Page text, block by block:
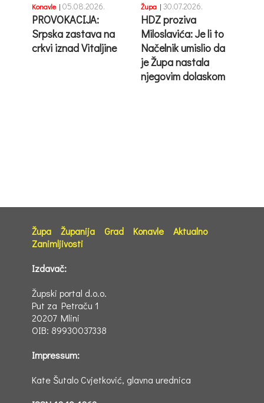
Konavle | 05.08.2026.
PROVOKACIJA:
Srpska zastava na
crkvi iznad Vitaljine
Župa | 30.07.2026.
HDZ proziva
Miloslavića: Je li to
Načelnik umislio da
je Župa nastala
njegovim dolaskom
Župa Županija Grad Konavle
Aktualno
Zanimljivosti
Izdavač:
Župski portal d.o.o.
Put za Petraču 1
20207 Mlini
OIB: 89930037338
Impressum:
Kate Šutalo Cvjetković, glavna urednica